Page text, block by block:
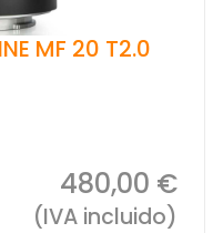
MF 20 T2.0
480,00 €
(IVA incluido)